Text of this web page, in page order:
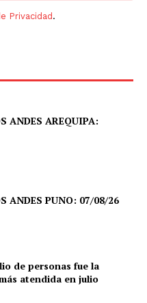
Privacidad.
ANDES AREQUIPA:
ANDES PUNO: 07/08/26
de personas fue la
atendida en julio